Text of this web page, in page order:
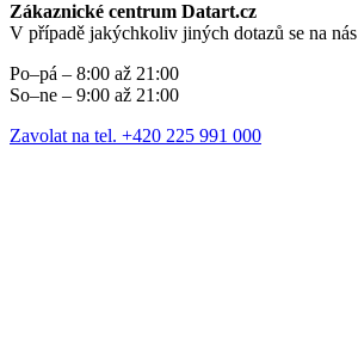
Zákaznické centrum Datart.cz
V případě jakýchkoliv jiných dotazů se na
Po–pá – 8:00 až 21:00
So–ne – 9:00 až 21:00
Zavolat na tel. +420 225 991 000